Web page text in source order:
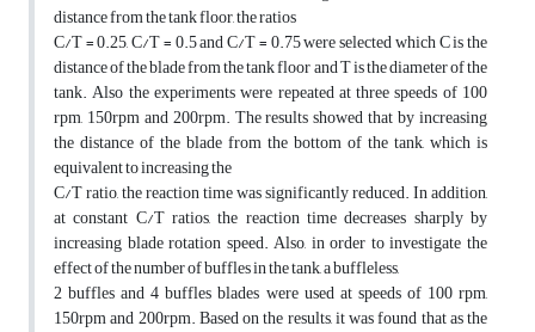
distance from the tank floor, the ratios
C/T = 0.25, C/T = 0.5 and C/T = 0.75 were selected which C is the
distance of the blade from the tank floor and T is the diameter of the
tank. Also the experiments were repeated at three speeds of 100
rpm, 150rpm and 200rpm. The results showed that by increasing
the distance of the blade from the bottom of the tank, which is
equivalent to increasing the
C/T ratio, the reaction time was significantly reduced. In addition,
at constant C/T ratios, the reaction time decreases sharply by
increasing blade rotation speed. Also, in order to investigate the
effect of the number of buffles in the tank, a buffleless,
2 buffles and 4 buffles blades were used at speeds of 100 rpm,
150rpm and 200rpm. Based on the results, it was found that as the